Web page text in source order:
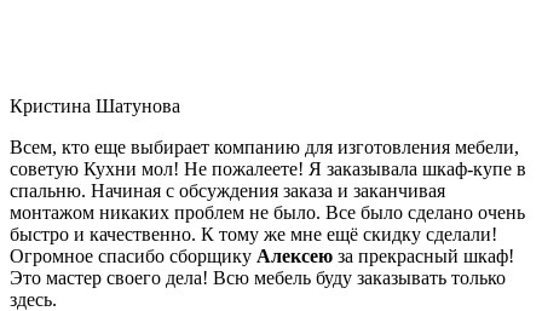
Кристина Шатунова
Всем, кто еще выбирает компанию для изготовления мебели,
советую Кухни мол! Не пожалеете! Я заказывала шкаф-купе в
спальню. Начиная с обсуждения заказа и заканчивая
монтажом никаких проблем не было. Все было сделано очень
быстро и качественно. К тому же мне ещё скидку сделали!
Огромное спасибо сборщику Алексею за прекрасный шкаф!
Это мастер своего дела! Всю мебель буду заказывать только
здесь.